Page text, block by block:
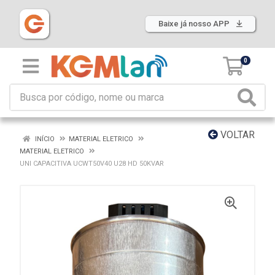
Baixe já nosso APP
0
VOLTAR
INÍCIO
MATERIAL ELETRICO
MATERIAL ELETRICO
UNI CAPACITIVA UCWT50V40 U28 HD 50KVAR